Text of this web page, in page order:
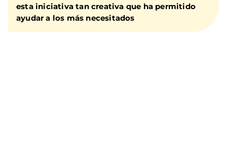
esta iniciativa tan creativa que ha permitido
ayudar a los más necesitados